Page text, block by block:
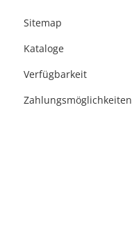
Sitemap
Kataloge
Verfügbarkeit
Zahlungsmöglichkeiten